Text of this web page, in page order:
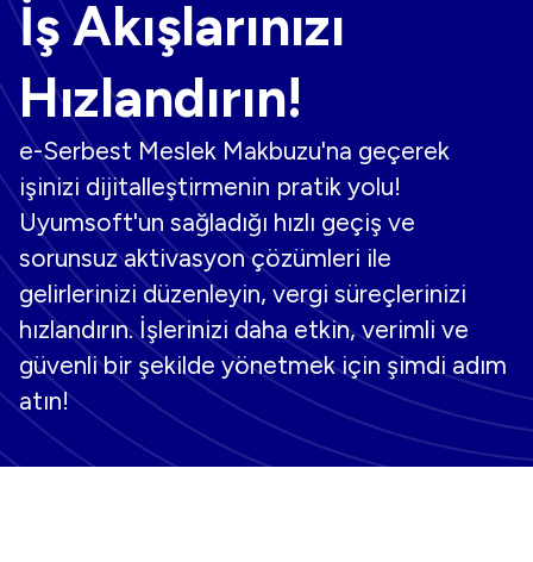
İş Akışlarınızı
Hızlandırın!
e-Serbest Meslek Makbuzu'na geçerek
işinizi dijitalleştirmenin pratik yolu!
Uyumsoft'un sağladığı hızlı geçiş ve
sorunsuz aktivasyon çözümleri ile
gelirlerinizi düzenleyin, vergi süreçlerinizi
hızlandırın. İşlerinizi daha etkin, verimli ve
güvenli bir şekilde yönetmek için şimdi adım
atın!